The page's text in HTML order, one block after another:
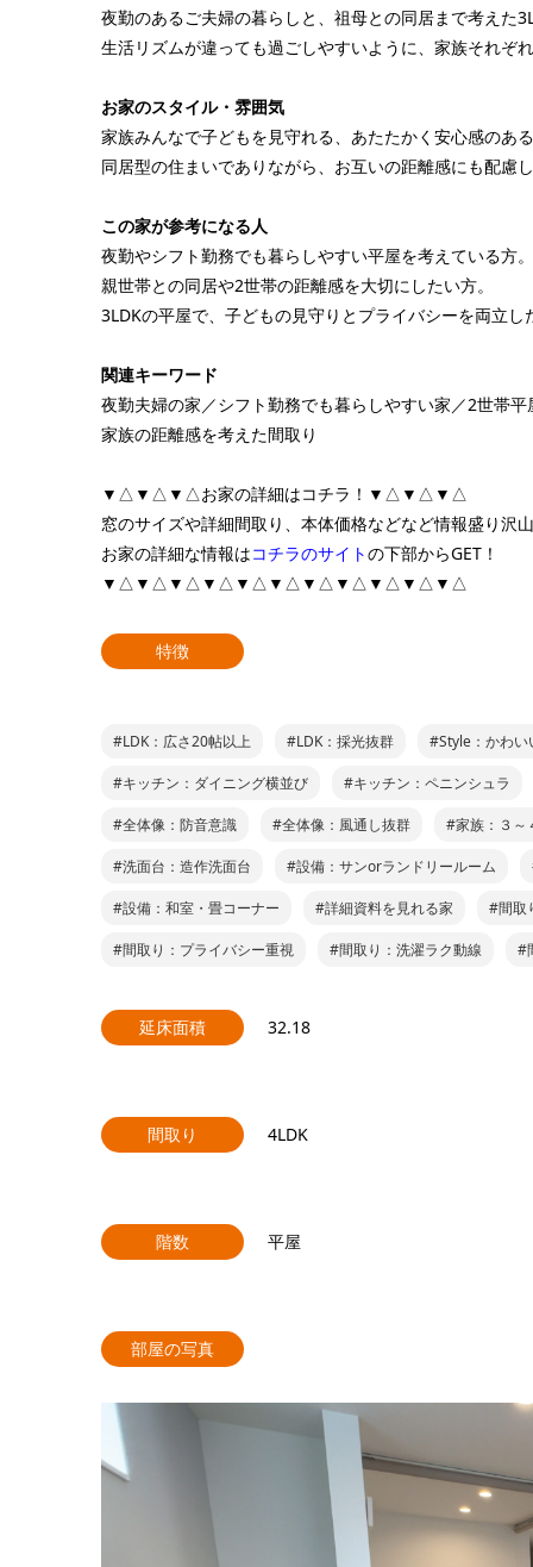
夜勤のあるご夫婦の暮らしと、祖母との同居まで考えた
生活リズムが違っても過ごしやすいように、家族それぞ
お家のスタイル・雰囲気
家族みんなで子どもを見守れる、あたたかく安心感のあ
同居型の住まいでありながら、お互いの距離感にも配慮
この家が参考になる人
夜勤やシフト勤務でも暮らしやすい平屋を考えている方。
親世帯との同居や2世帯の距離感を大切にしたい方。
3LDKの平屋で、子どもの見守りとプライバシーを両立し
関連キーワード
夜勤夫婦の家／シフト勤務でも暮らしやすい家／2世帯
家族の距離感を考えた間取り
▼△▼△▼△お家の詳細はコチラ！▼△▼△▼△
窓のサイズや詳細間取り、本体価格などなど情報盛り沢
お家の詳細な情報はコチラのサイトの下部からGET！
▼△▼△▼△▼△▼△▼△▼△▼△▼△▼△▼△
特徴
#LDK：広さ20帖以上 #LDK：採光抜群 #Style：かわい
#キッチン：ダイニング横並び #キッチン：ペニンシュラ
#全体像：防音意識 #全体像：風通し抜群 #家族：３～
#洗面台：造作洗面台 #設備：サンorランドリールーム
#設備：和室・畳コーナー #詳細資料を見れる家 #間取
#間取り：プライバシー重視 #間取り：洗濯ラク動線 #
延床面積 32.18
間取り 4LDK
階数 平屋
部屋の写真